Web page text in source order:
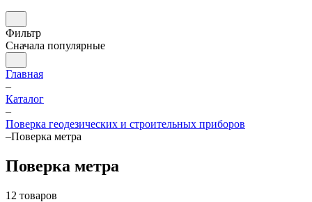
Фильтр
Сначала популярные
Главная
–
Каталог
–
Поверка геодезических и строительных приборов
–Поверка метра
Поверка метра
12 товаров